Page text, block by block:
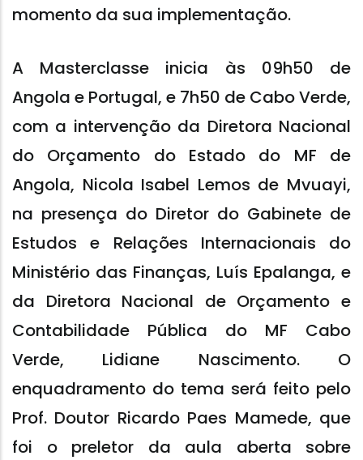
momento da sua implementação.
A Masterclasse inicia às 09h50 de
Angola e Portugal, e 7h50 de Cabo Verde,
com a intervenção da Diretora Nacional
do Orçamento do Estado do MF de
Angola, Nicola Isabel Lemos de Mvuayi,
na presença do Diretor do Gabinete de
Estudos e Relações Internacionais do
Ministério das Finanças, Luís Epalanga, e
da Diretora Nacional de Orçamento e
Contabilidade Pública do MF Cabo
Verde, Lidiane Nascimento. O
enquadramento do tema será feito pelo
Prof. Doutor Ricardo Paes Mamede, que
foi o preletor da aula aberta sobre